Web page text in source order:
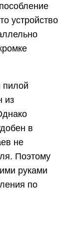
устройство
пилой
из
в
не
Поэтому
руками
по